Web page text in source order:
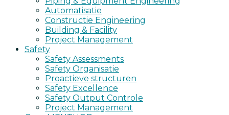
Automatisatie
Constructie Engineering
Building & Facility
Project Management
Safety
Safety Assessments
Safety Organisatie
Proactieve structuren
Safety Excellence
Safety Output Controle
Project Management